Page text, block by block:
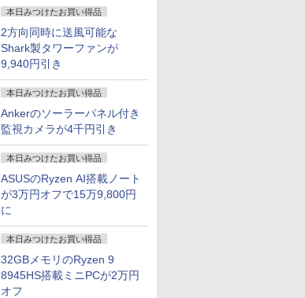
本日みつけたお買い得品
2方向同時に送風可能な
Shark製タワーファンが
9,940円引き
本日みつけたお買い得品
Ankerのソーラーパネル付き
監視カメラが4千円引き
本日みつけたお買い得品
ASUSのRyzen AI搭載ノート
が3万円オフで15万9,800円
に
本日みつけたお買い得品
32GBメモリのRyzen 9
8945HS搭載ミニPCが2万円
オフ